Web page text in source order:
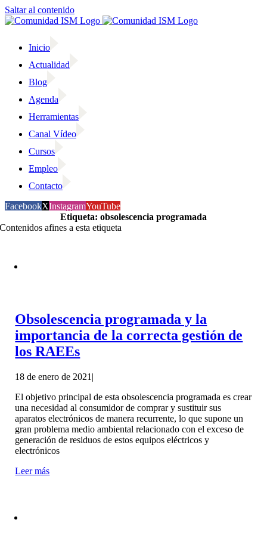
Saltar al contenido
Inicio
Actualidad
Blog
Agenda
Herramientas
Canal Vídeo
Cursos
Empleo
Contacto
FacebookXInstagramYouTube
Etiqueta: obsolescencia programada
Contenidos afines a esta etiqueta
Obsolescencia programada y la
importancia de la correcta gestión de
los RAEEs
18 de enero de 2021 |
El objetivo principal de esta obsolescencia programada es crear
una necesidad al consumidor de comprar y sustituir sus
aparatos electrónicos de manera recurrente, lo que supone un
gran problema medio ambiental relacionado con el exceso de
generación de residuos de estos equipos eléctricos y
electrónicos
Leer más